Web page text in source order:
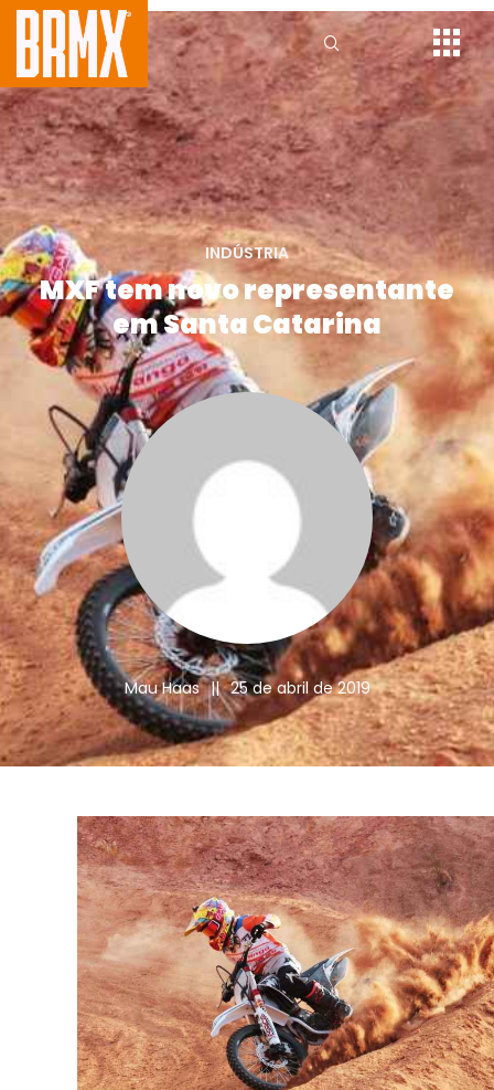
INDÚSTRIA
MXF tem novo representante
em Santa Catarina
Mau Haas || 25 de abril de 2019